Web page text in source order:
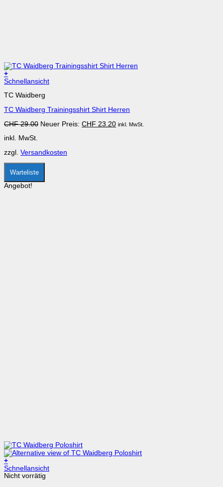
+
Dieses
weist
Varianten
Die
können
der
Produktseite
gewählt
Schnellansicht
TC Waidberg
TC Waidberg Trainingsshirt Shirt Herren
CHF29.00 Ursprünglicher
Neuer Preis: CHF 23.20Aktueller
inkl. MwSt.
inkl. MwSt.
zzgl. Versandkosten
Warteliste
Angebot!
+
Dieses
Produkt
Schnellansicht
Nicht vorrätig